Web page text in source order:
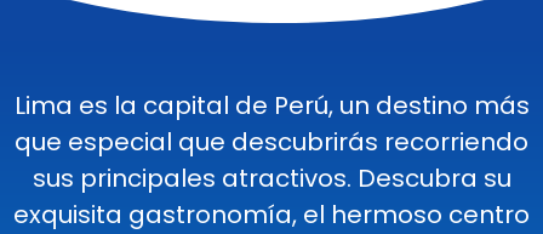
Lima es la capital de Perú, un destino más
que especial que descubrirás recorriendo
sus principales atractivos. Descubra su
exquisita gastronomía, el hermoso centro